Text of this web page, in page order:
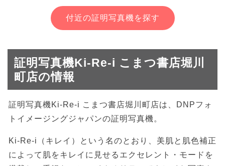
付近の証明写真機を探す
証明写真機Ki-Re-i こまつ書店堀川
町店の情報
証明写真機Ki-Re-i こまつ書店堀川町店は、DNPフォ
トイメージングジャパンの証明写真機。
Ki-Re-i（キレイ）という名のとおり、美肌と肌色補正
によって肌をキレイに見せるエクセレント・モードを